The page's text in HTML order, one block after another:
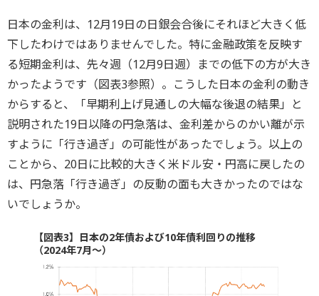
日本の金利は、12月19日の日銀会合後にそれほど大きく低
下したわけではありませんでした。特に金融政策を反映す
る短期金利は、先々週（12月9日週）までの低下の方が大き
かったようです（図表3参照）。こうした日本の金利の動き
からすると、「早期利上げ見通しの大幅な後退の結果」と
説明された19日以降の円急落は、金利差からのかい離が示
すように「行き過ぎ」の可能性があったでしょう。以上の
ことから、20日に比較的大きく米ドル安・円高に戻したの
は、円急落「行き過ぎ」の反動の面も大きかったのではな
いでしょうか。
【図表3】日本の2年債および10年債利回りの推移
（2024年7月～）